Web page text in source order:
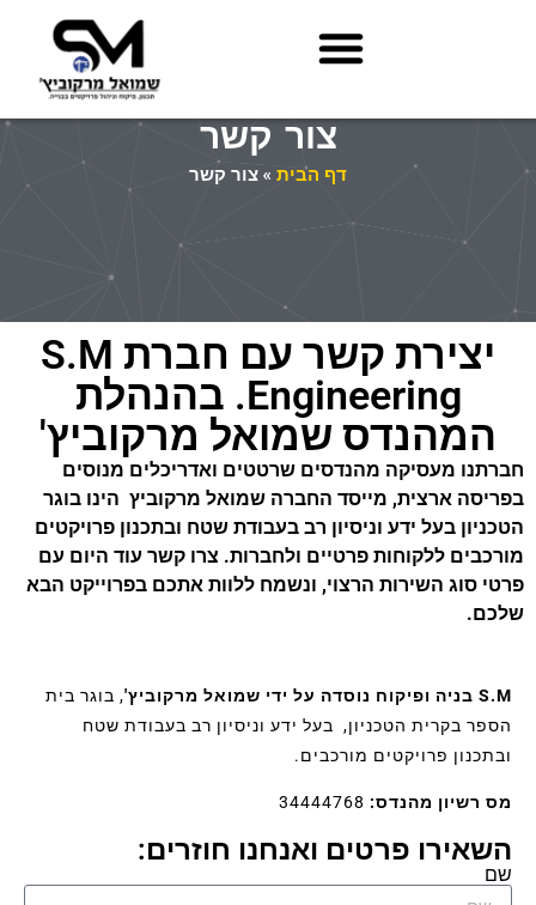
צור קשר
דף הבית » צור קשר
יצירת קשר עם חברת S.M
Engineering. בהנהלת
המהנדס שמואל מרקוביץ'
חברתנו מעסיקה מהנדסים שרטטים ואדריכלים מנוסים
בפריסה ארצית, מייסד החברה שמואל מרקוביץ הינו בוגר
הטכניון בעל ידע וניסיון רב בעבודת שטח ובתכנון פרויקטים
מורכבים ללקוחות פרטיים ולחברות. צרו קשר עוד היום עם
פרטי סוג השירות הרצוי, ונשמח ללוות אתכם בפרוייקט הבא
שלכם.
S.M בניה ופיקוח נוסדה על ידי שמואל מרקוביץ'
, בוגר בית
הספר בקרית הטכניון, בעל ידע וניסיון רב בעבודת שטח
ובתכנון פרויקטים מורכבים.
מס רשיון מהנדס:
השאירו פרטים ואנחנו חוזרים:
שם